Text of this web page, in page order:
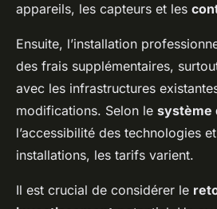
appareils, les capteurs et les
Ensuite, l’installation
des frais supplémentaires,
avec les infrastructures
modifications. Selon le système
l’accessibilité des technologies
installations, les tarifs varient.
Il est crucial de considérer le